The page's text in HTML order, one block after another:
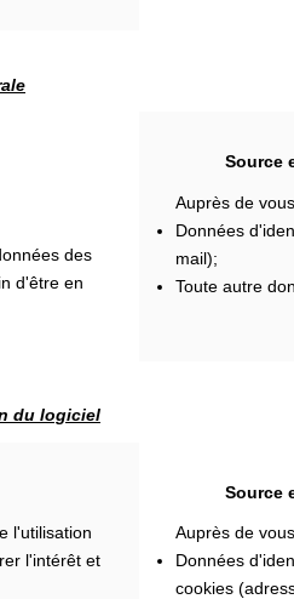
des
d'être en
Source
Auprès de
Données
mail);
Toute autre
du logiciel
l'utilisation
l'intérêt et
Source
Auprès de
Données
cookies